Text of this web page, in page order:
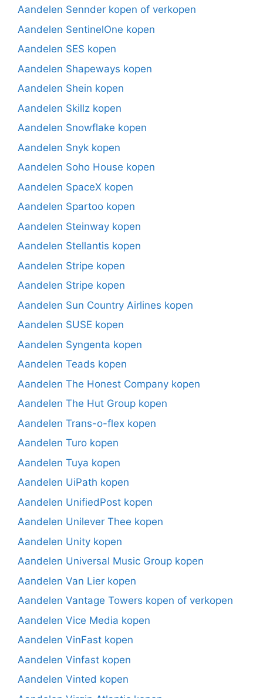
Aandelen Sennder kopen of verkopen
Aandelen SentinelOne kopen
Aandelen SES kopen
Aandelen Shapeways kopen
Aandelen Shein kopen
Aandelen Skillz kopen
Aandelen Snowflake kopen
Aandelen Snyk kopen
Aandelen Soho House kopen
Aandelen SpaceX kopen
Aandelen Spartoo kopen
Aandelen Steinway kopen
Aandelen Stellantis kopen
Aandelen Stripe kopen
Aandelen Stripe kopen
Aandelen Sun Country Airlines kopen
Aandelen SUSE kopen
Aandelen Syngenta kopen
Aandelen Teads kopen
Aandelen The Honest Company kopen
Aandelen The Hut Group kopen
Aandelen Trans-o-flex kopen
Aandelen Turo kopen
Aandelen Tuya kopen
Aandelen UiPath kopen
Aandelen UnifiedPost kopen
Aandelen Unilever Thee kopen
Aandelen Unity kopen
Aandelen Universal Music Group kopen
Aandelen Van Lier kopen
Aandelen Vantage Towers kopen of verkopen
Aandelen Vice Media kopen
Aandelen VinFast kopen
Aandelen Vinfast kopen
Aandelen Vinted kopen